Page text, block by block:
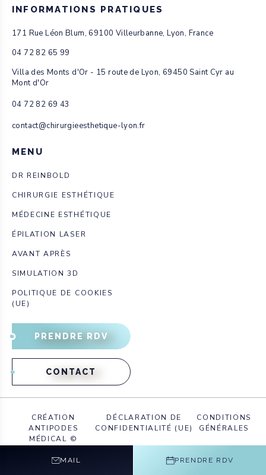
MAIL PRENDRE RDV
INFORMATIONS PRATIQUES
171 Rue Léon Blum, 69100 Villeurbanne, Lyon, France
04 72 82 65 99
Villa des Monts d'Or - 15 route de Lyon, 69450 Saint Cyr au
Mont d'Or
04 72 82 69 43
contact@chirurgieesthetique-lyon.fr
MENU
DR REINBOLD
CHIRURGIE ESTHÉTIQUE
MÉDECINE ESTHÉTIQUE
ÉPILATION LASER
AVANT APRÈS
SIMULATION 3D
POLITIQUE DE COOKIES
(UE)
PRENDRE RDV
CONTACT
CRÉATION
ANTIPODES
MÉDICAL ©
DÉCLARATION DE
CONFIDENTIALITÉ (UE)
CONDITIONS
GÉNÉRALES